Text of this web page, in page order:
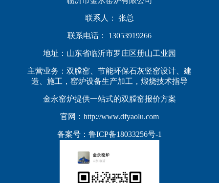
联系人： 张总
联系电话： 13053919266
地址：山东省临沂市罗庄区册山工业园
主营业务：双膛窑、节能环保石灰竖窑设计、建
造、施工，窑炉设备生产加工，煅烧技术指导
金永窑炉提供一站式的双膛窑报价方案
官网：http://www.dfyaolu.com
备案号： 鲁ICP备18033256号-1